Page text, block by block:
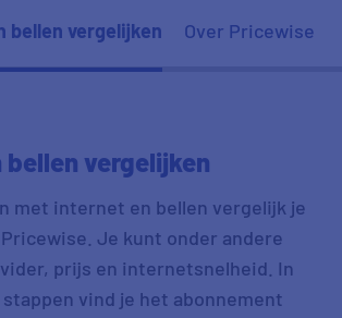
bellen vergelijken Over Pricewise
vergelijken
met internet en bellen vergelijk je
Je kunt onder andere
prijs en internetsnelheid. In
stappen vind je het abonnement